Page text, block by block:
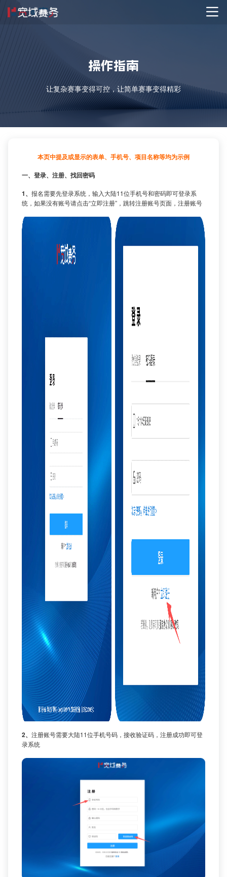
操作指南
让复杂赛事变得可控，让简单赛事变得精彩
本页中提及或显示的表单、手机号、项目名称等均为示例
一、登录、注册、找回密码
1、 报名需要先登录系统，输入大陆11位手机号和密码即可登录系
统，如果没有账号请点击“立即注册”，跳转注册账号页面，注册账号
2、 注册账号需要大陆11位手机号码，接收验证码，注册成功即可登
录系统